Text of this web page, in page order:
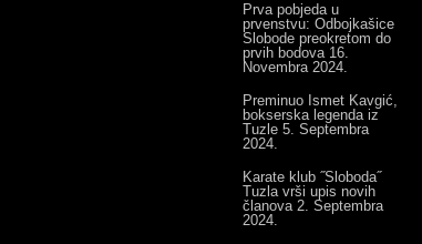
Prva pobjeda u
prvenstvu: Odbojkašice
Slobode preokretom do
prvih bodova 16.
Novembra 2024.
Preminuo Ismet Kavgić,
bokserska legenda iz
Tuzle 5. Septembra
2024.
Karate klub ˝Sloboda˝
Tuzla vrši upis novih
članova 2. Septembra
2024.